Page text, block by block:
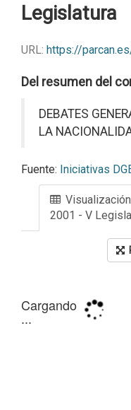
Legislatura
URL: https://parcan.es/
Del resumen del
DEBATES
LA
Fuente: Iniciativas
2001 - V